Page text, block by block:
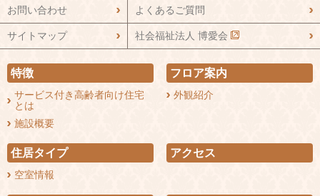
お問い合わせ よくあるご質問
サイトマップ 社会福祉法人 博愛会
特徴
サービス付き高齢者向け住宅
とは
施設概要
フロア案内
外観紹介
住居タイプ
空室情報
アクセス